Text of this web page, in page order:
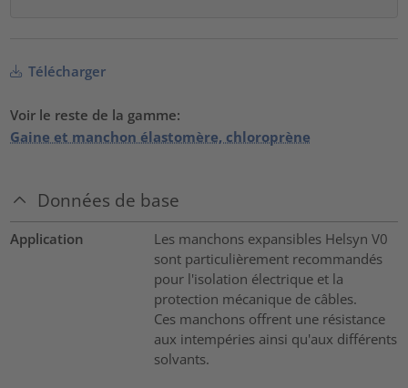
Télécharger
Voir le reste de la gamme:
Gaine et manchon élastomère, chloroprène
Données de base
Application
Les manchons expansibles Helsyn V0
sont particulièrement recommandés
pour l'isolation électrique et la
protection mécanique de câbles.
Ces manchons offrent une résistance
aux intempéries ainsi qu'aux différents
solvants.